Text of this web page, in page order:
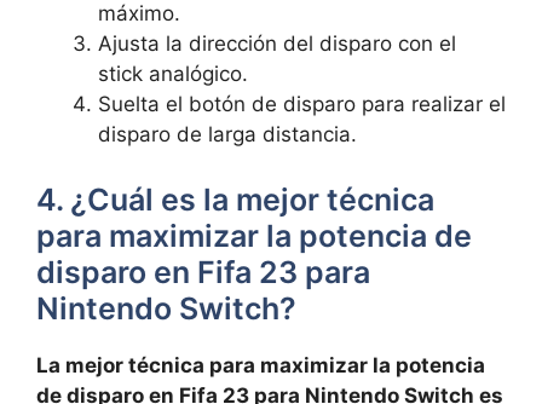
máximo.
Ajusta la dirección del disparo con el
stick analógico.
Suelta el botón de disparo para realizar el
disparo de larga distancia.
4. ¿Cuál es la mejor técnica
para maximizar la potencia de
disparo en Fifa 23 para
Nintendo Switch?
La mejor técnica para maximizar la potencia
de disparo en Fifa 23 para Nintendo Switch es